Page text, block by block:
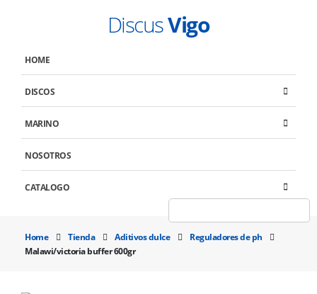
DiscusVigo
HOME
DISCOS
MARINO
NOSOTROS
CATALOGO
Home Tienda Aditivos dulce
Reguladores de ph
Malawi/victoria buffer 600gr